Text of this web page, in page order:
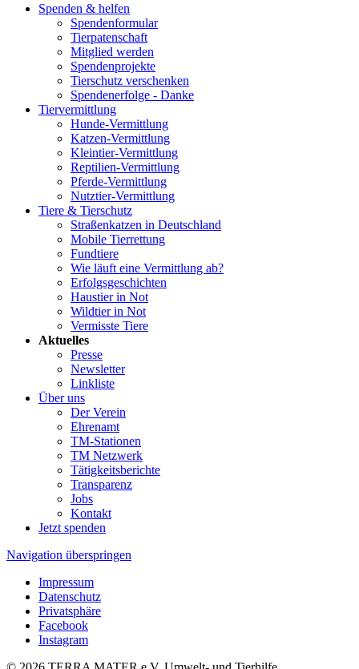
Spenden & helfen
Spendenformular
Tierpatenschaft
Mitglied werden
Spendenprojekte
Tierschutz verschenken
Spendenerfolge - Danke
Tiervermittlung
Hunde-Vermittlung
Katzen-Vermittlung
Kleintier-Vermittlung
Reptilien-Vermittlung
Pferde-Vermittlung
Nutztier-Vermittlung
Tiere & Tierschutz
Straßenkatzen in Deutschland
Mobile Tierrettung
Fundtiere
Wie läuft eine Vermittlung ab?
Erfolgsgeschichten
Haustier in Not
Wildtier in Not
Vermisste Tiere
Aktuelles
Presse
Newsletter
Linkliste
Über uns
Der Verein
Ehrenamt
TM-Stationen
TM Netzwerk
Tätigkeitsberichte
Transparenz
Jobs
Kontakt
Jetzt spenden
Navigation überspringen
Impressum
Datenschutz
Privatsphäre
Facebook
Instagram